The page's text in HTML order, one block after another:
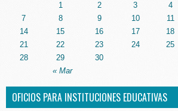
« Mar
1 2 3 4
7
8 9 10 11
14
15 16 17 18
21
22 23 24 25
28
29 30
OFICIOS PARA INSTITUCIONES EDUCATIVAS